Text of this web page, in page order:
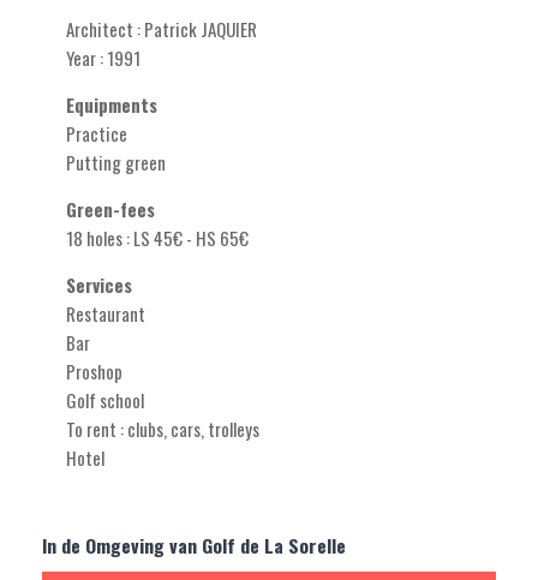
Architect : Patrick JAQUIER
Year : 1991
Equipments
Practice
Putting green
Green-fees
18 holes : LS 45€ - HS 65€
Services
Restaurant
Bar
Proshop
Golf school
To rent : clubs, cars, trolleys
Hotel
In de Omgeving van Golf de La Sorelle